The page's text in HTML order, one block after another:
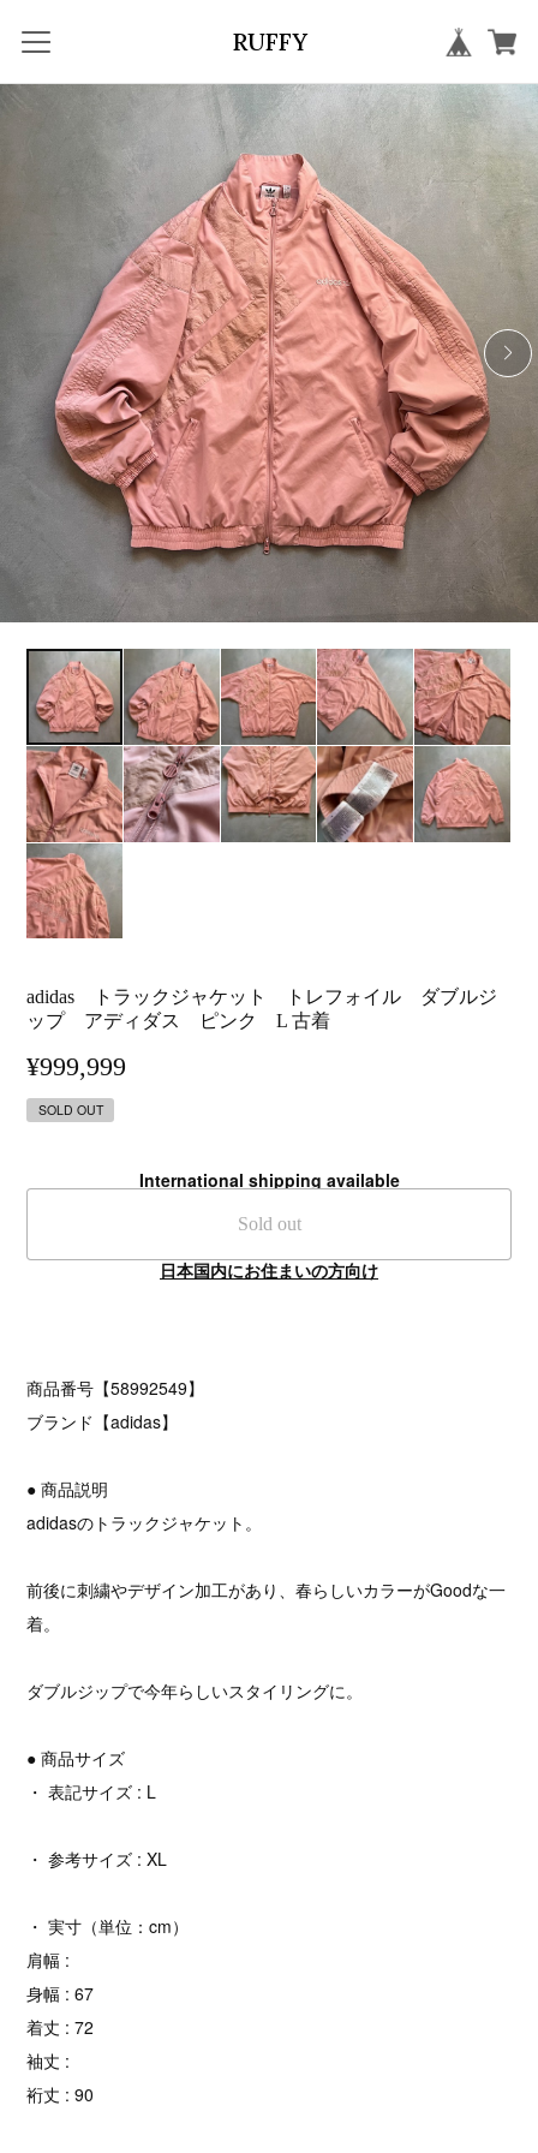
RUFFY
adidas トラックジャケット トレフォイル ダブルジ
ップ アディダス ピンク L 古着
¥999,999
SOLD OUT
International shipping available
Sold out
日本国内にお住まいの方向け
商品番号【58992549】
ブランド【adidas】
● 商品説明
adidasのトラックジャケット。
前後に刺繍やデザイン加工があり、春らしいカラーがGoodな一
着。
ダブルジップで今年らしいスタイリングに。
● 商品サイズ
・ 表記サイズ : L
・ 参考サイズ : XL
・ 実寸（単位：cm）
肩幅 :
身幅 : 67
着丈 : 72
袖丈 :
裄丈 : 90